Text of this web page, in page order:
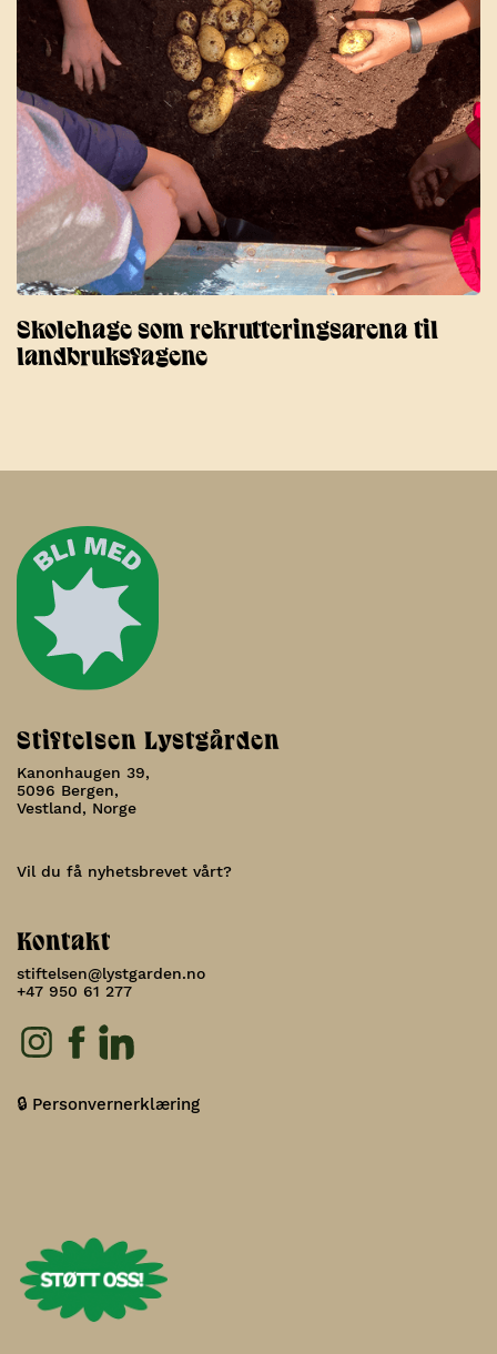
Skolehage som rekrutteringsarena til
landbruksfagene
Stiftelsen Lystgården
Kanonhaugen 39,
5096 Bergen,
Vestland, Norge
Vil du få nyhetsbrevet vårt?
Kontakt
stiftelsen@lystgarden.no
+47 950 61 277
🔒 Personvernerklæring